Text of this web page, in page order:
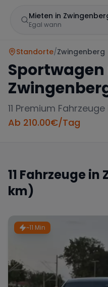
Mieten in
Egal wann
Wann
Zeitraum wählen
Standorte/Zwingenberg
11 Premium
Ab 210.00€/Tag
11 Fahrzeuge in
km)
~11 Min